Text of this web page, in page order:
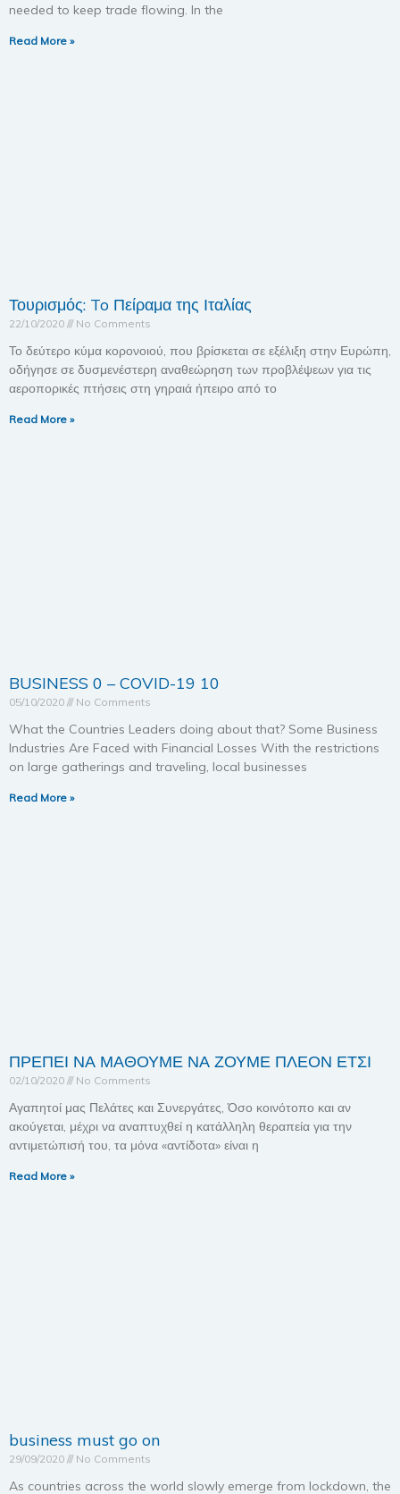
needed to keep trade flowing. In the
Read More »
Τουρισμός: To Πείραμα της Ιταλίας
22/10/2020 No Comments
Το δεύτερο κύμα κορονοιού, που βρίσκεται σε εξέλιξη στην Ευρώπη,
οδήγησε σε δυσμενέστερη αναθεώρηση των προβλέψεων για τις
αεροπορικές πτήσεις στη γηραιά ήπειρο από το
Read More »
BUSINESS 0 – COVID-19 10
05/10/2020 No Comments
What the Countries Leaders doing about that? Some Business
Industries Are Faced with Financial Losses With the restrictions
on large gatherings and traveling, local businesses
Read More »
ΠΡΕΠΕΙ ΝΑ ΜΑΘΟΥΜΕ ΝΑ ΖΟΥΜΕ ΠΛΕΟΝ ΕΤΣΙ
02/10/2020 No Comments
Αγαπητοί μας Πελάτες και Συνεργάτες, Όσο κοινότοπο και αν
ακούγεται, μέχρι να αναπτυχθεί η κατάλληλη θεραπεία για την
αντιμετώπισή του, τα μόνα «αντίδοτα» είναι η
Read More »
business must go on
29/09/2020 No Comments
As countries across the world slowly emerge from lockdown, the